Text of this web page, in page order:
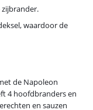
waardoor de
de Napoleon
4 hoofdbranders en
en sauzen